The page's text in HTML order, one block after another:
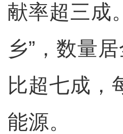
献率超三成
乡”，数量
比超七成，
能源。